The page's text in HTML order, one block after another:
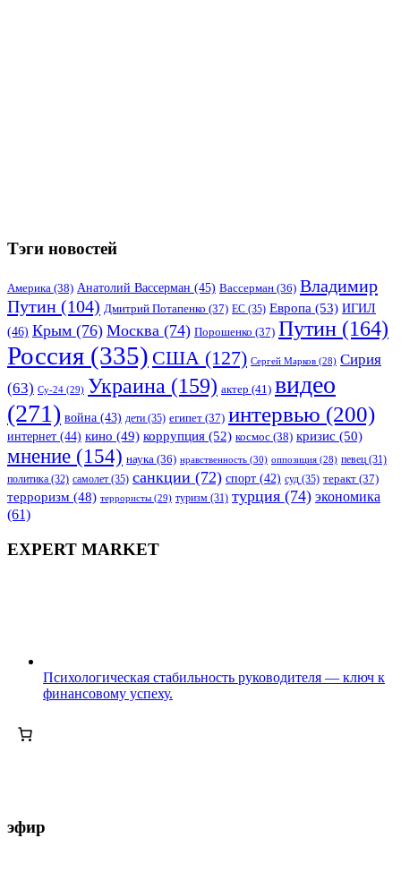
Тэги новостей
Америка (38) Анатолий Вассерман (45) Вассерман (36) Владимир
Путин (104) Дмитрий Потапенко (37) ЕС (35) Европа (53) ИГИЛ
(46) Крым (76) Москва (74) Порошенко (37) Путин (164)
Россия (335) США (127) Сергей Марков (28) Сирия
(63) Су-24 (29) Украина (159) актер (41) видео
(271) война (43) дети (35) египет (37) интервью (200)
интернет (44) кино (49) коррупция (52) космос (38) кризис (50)
мнение (154) наука (36) нравственность (30) оппозиция (28) певец (31)
политика (32) самолет (35) санкции (72) спорт (42) суд (35) теракт (37)
терроризм (48) террористы (29) туризм (31) турция (74) экономика
(61)
EXPERT MARKET
Психологическая стабильность руководителя — ключ к
финансовому успеху.
эфир